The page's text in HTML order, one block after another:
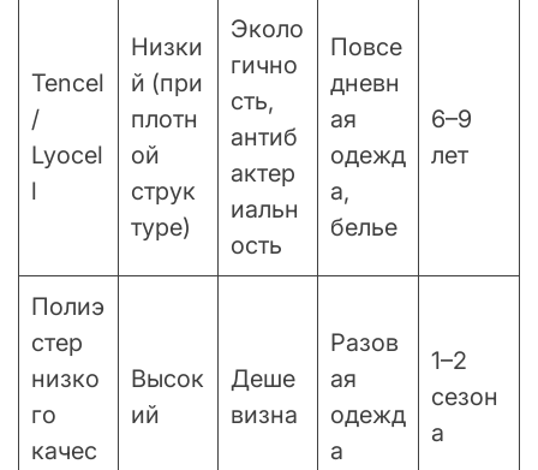
Tencel
/
Lyocel
l
Низки
й (при
плотн
ой
струк
туре)
Эколо
гично
сть,
антиб
актер
иальн
ость
Повсе
дневн
ая
одежд
а,
белье
6–9
лет
Полиэ
стер
низко
го
качес
Высок
ий
Деше
визна
Разов
ая
одежд
а
1–2
сезон
а